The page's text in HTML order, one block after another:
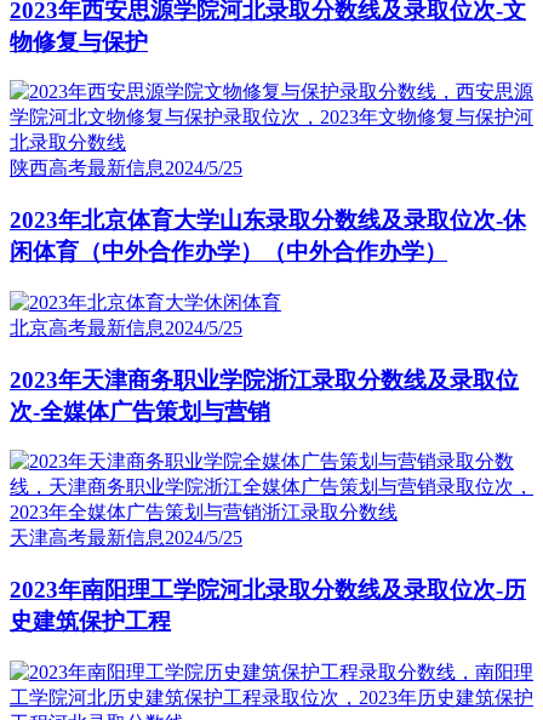
2023年西安思源学院河北录取分数线及录取位次-文
物修复与保护
陕西高考最新信息2024/5/25
2023年北京体育大学山东录取分数线及录取位次-休
闲体育（中外合作办学）（中外合作办学）
北京高考最新信息2024/5/25
2023年天津商务职业学院浙江录取分数线及录取位
次-全媒体广告策划与营销
天津高考最新信息2024/5/25
2023年南阳理工学院河北录取分数线及录取位次-历
史建筑保护工程